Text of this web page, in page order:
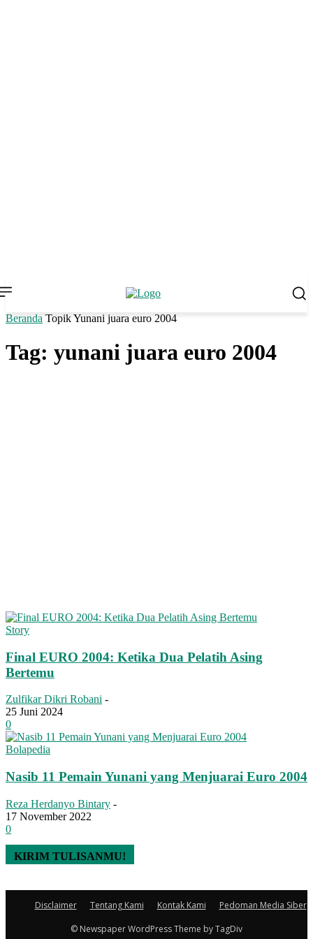
Beranda TopikYunani juara euro 2004
Tag: yunani juara euro 2004
Story
Final EURO 2004: Ketika Dua Pelatih Asing
Bertemu
Zulfikar Dikri Robani -
25 Juni 2024
0
Bolapedia
Nasib 11 Pemain Yunani yang Menjuarai Euro 2004
Reza Herdanyo Bintary -
17 November 2022
0
KIRIM TULISANMU!
Disclaimer Tentang Kami Kontak Kami
Pedoman Media Siber
© Newspaper WordPress Theme by TagDiv